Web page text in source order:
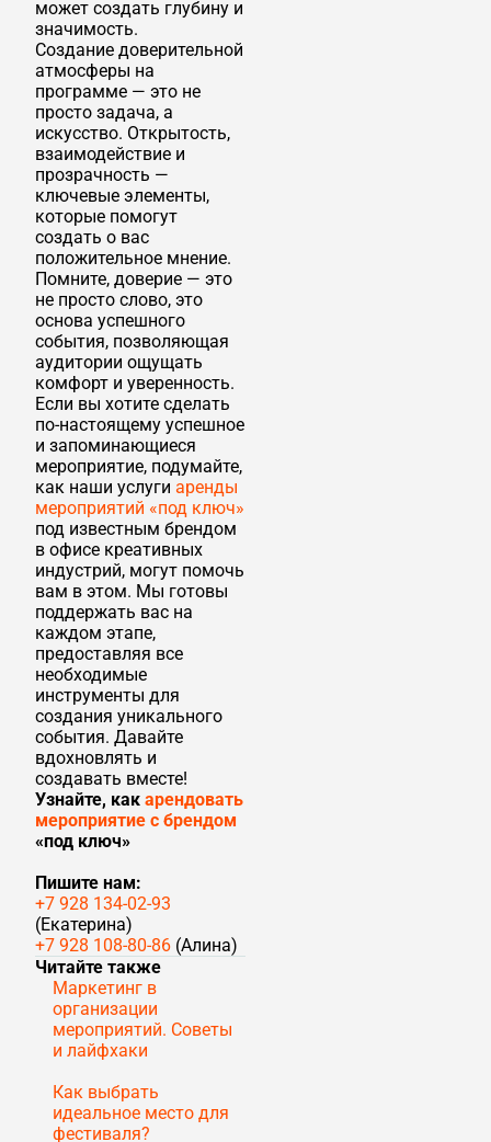
может создать глубину и
значимость.
Создание доверительной
атмосферы на
программе — это не
просто задача, а
искусство. Открытость,
взаимодействие и
прозрачность —
ключевые элементы,
которые помогут
создать о вас
положительное мнение.
Помните, доверие — это
не просто слово, это
основа успешного
события, позволяющая
аудитории ощущать
комфорт и уверенность.
Если вы хотите сделать
по-настоящему успешное
и запоминающиеся
мероприятие, подумайте,
как наши услуги аренды
мероприятий «под ключ»
под известным брендом
в офисе креативных
индустрий, могут помочь
вам в этом. Мы готовы
поддержать вас на
каждом этапе,
предоставляя все
необходимые
инструменты для
создания уникального
события. Давайте
вдохновлять и
создавать вместе!
Узнайте, как арендовать
мероприятие с брендом
«под ключ»
Пишите нам:
+7 928 134-02-93
(Екатерина)
+7 928 108-80-86 (Алина)
Читайте также
Маркетинг в
организации
мероприятий. Советы
и лайфхаки
Как выбрать
идеальное место для
фестиваля?